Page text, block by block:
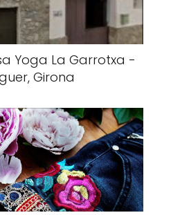
Yoga La Garrotxa -
Girona